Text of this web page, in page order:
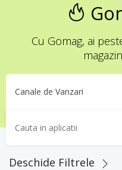
Cu Gomag, ai
Deschide Filtrele